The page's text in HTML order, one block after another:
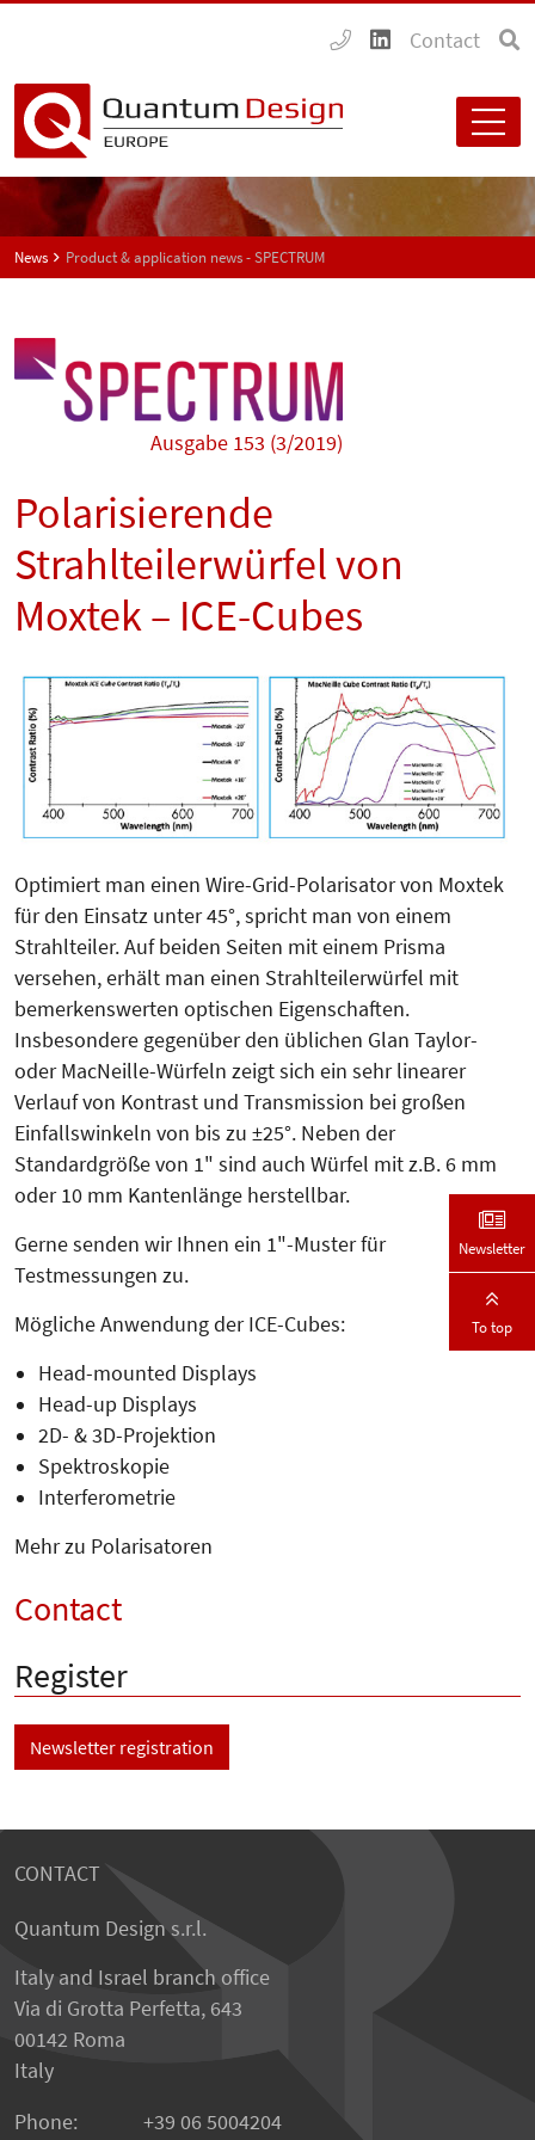
Contact
News Product & application news - SPECTRUM
Ausgabe 153 (3/2019)
Polarisierende
Strahlteilerwürfel von
Moxtek – ICE-Cubes
Optimiert man einen Wire-Grid-Po­larisator von Moxtek
für den Ein­satz unter 45°, spricht man von einem
Strahlteiler. Auf beiden Seiten mit einem Prisma
versehen, erhält man einen Strahlteilerwürfel mit
bemerkenswerten optischen Eigenschaften.
Insbesondere gegenüber den üblichen Glan Taylor-
oder MacNeille-Würfeln zeigt sich ein sehr linearer
Verlauf von Kontrast und Transmission bei großen
Einfallswinkeln von bis zu ±25°. Neben der
Standardgröße von 1" sind auch Würfel mit z.B. 6 mm
oder 10 mm Kantenlänge herstellbar.
Gerne senden wir Ihnen ein 1"-Muster für
Testmessungen zu.
Mögliche Anwendung der ICE-Cubes:
Head-mounted Displays
Head-up Displays
2D- & 3D-Projektion
Spektroskopie
Interferometrie
Mehr zu Polarisatoren
Contact
Register
Newsletter registration
CONTACT
Quantum Design s.r.l.
Italy and Israel branch office
Via di Grotta Perfetta, 643
00142 Roma
Italy
Phone:
+39 06 5004204
Newsletter
To top